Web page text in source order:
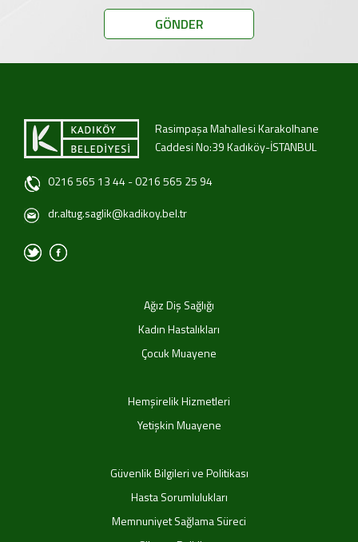
Rasimpaşa Mahallesi Karakolhane
Caddesi No:39 Kadıköy-İSTANBUL
0216 565 13 44 - 0216 565 25 94
dr.altug.saglik@kadikoy.bel.tr
Ağız Diş Sağlığı
Kadın Hastalıkları
Çocuk Muayene
Hemşirelik Hizmetleri
Yetişkin Muayene
Güvenlik Bilgileri ve Politikası
Hasta Sorumlulukları
Memnuniyet Sağlama Süreci